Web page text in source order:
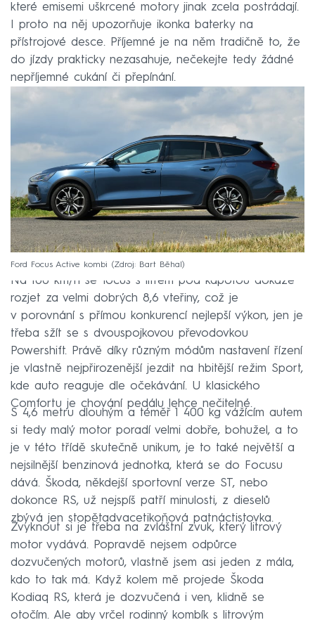
které emisemi uškrcené motory jinak zcela postrádají.
I proto na něj upozorňuje ikonka baterky na
přístrojové desce. Příjemné je na něm tradičně to, že
do jízdy prakticky nezasahuje, nečekejte tedy žádné
nepříjemné cukání či přepínání.
Ford Focus Active kombi Zdroj: Bart Běhal
Na 100 km/h se focus s litrem pod kapotou dokáže
rozjet za velmi dobrých 8,6 vteřiny, což je
v porovnání s přímou konkurencí nejlepší výkon, jen je
třeba sžít se s dvouspojkovou převodovkou
Powershift. Právě díky různým módům nastavení řízení
je vlastně nejpřirozenější jezdit na hbitější režim Sport,
kde auto reaguje dle očekávání. U klasického
Comfortu je chování pedálu lehce nečitelné.
S 4,6 metru dlouhým a téměř 1 400 kg vážícím autem
si tedy malý motor poradí velmi dobře, bohužel, a to
je v této třídě skutečně unikum, je to také největší a
nejsilnější benzinová jednotka, která se do Focusu
dává. Škoda, někdejší sportovní verze ST, nebo
dokonce RS, už nejspíš patří minulosti, z dieselů
zbývá jen stopětadvacetikoňová patnáctistovka.
Zvyknout si je třeba na zvláštní zvuk, který litrový
motor vydává. Popravdě nejsem odpůrce
dozvučených motorů, vlastně jsem asi jeden z mála,
kdo to tak má. Když kolem mě projede Škoda
Kodiaq RS, která je dozvučená i ven, klidně se
otočím. Ale aby vrčel rodinný kombík s litrovým